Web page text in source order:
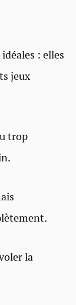
: elles
jeux
trop
la